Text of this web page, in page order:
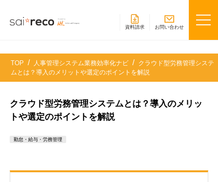
資料請求 お問い合わせ
TOP 人事管理システム業務効率化ナビ
クラウド型労務管理システ
ムとは？導入のメリットや選定のポイントを解説
クラウド型労務管理システムとは？導入のメリッ
トや選定のポイントを解説
勤怠・給与・労務管理